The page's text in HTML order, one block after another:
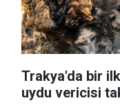
Trakya'da bir
uydu vericisi